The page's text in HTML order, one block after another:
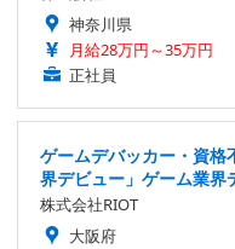
神奈川県
月給28万円～35万円
正社員
ゲームデバッカー・資
界デビュー」ゲーム業界
株式会社RIOT
大阪府